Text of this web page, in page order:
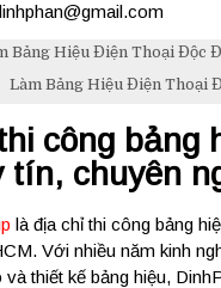
Làm Bảng Hiệu Điện Thoại
công bảng
tín, chuyên
là địa chỉ thi công bảng
Với nhiều năm kinh
thiết kế bảng hiệu,